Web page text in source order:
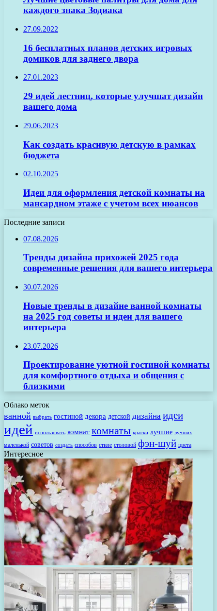
каждого знака Зодиака
27.09.2022
16 бесплатных планов детских игровых
домиков для заднего двора
27.01.2023
29 идей лестниц, которые улучшат дизайн
вашего дома
29.06.2023
Как создать красивую детскую в рамках
бюджета
02.10.2025
Идеи для оформления детской комнаты на
мансардном этаже с учетом всех нюансов
Последние записи
07.08.2026
Тренды дизайна прихожей 2025 года
современные решения для вашего интерьера
30.07.2026
Новые тренды в дизайне ванной комнаты
на 2025 год советы и идеи для вашего
интерьера
23.07.2026
Проектирование уютной гостиной комнаты
для комфортного отдыха и общения с
близкими
Облако меток
ванной выбрать гостиной декора детской дизайна идеи
идей использовать комнат комнаты краски лучшие лучших
маленькой советов создать способов стиле столовой фэн-шуй цвета
Интересное